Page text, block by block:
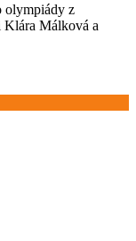
olympiády z
Klára Málková a